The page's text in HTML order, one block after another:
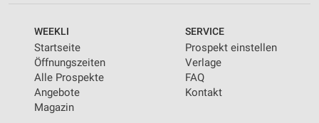
WEEKLI
Startseite
Öffnungszeiten
Alle Prospekte
Angebote
Magazin
SERVICE
Prospekt einstellen
Verlage
FAQ
Kontakt